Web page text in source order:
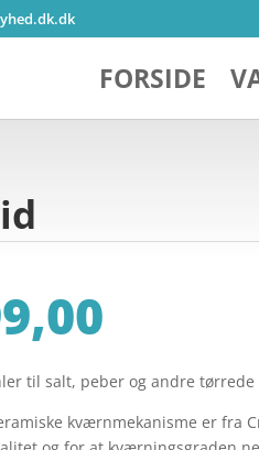
FORSIDE
til salt, peber og andre
kværnmekanisme er fra